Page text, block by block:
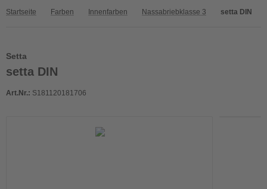
Startseite Farben Innenfarben Nassabriebklasse 3 setta DIN
Setta
setta DIN
Art.Nr.: S181120181706